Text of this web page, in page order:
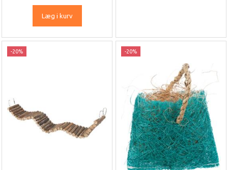
Læg i kurv
-20% -20%